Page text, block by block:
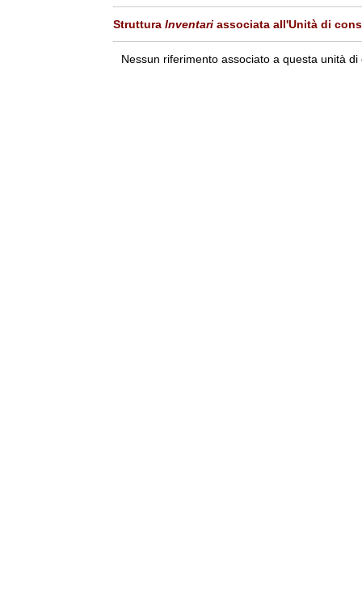
Struttura Inventari associata all'Unità di
Nessun riferimento associato a questa unità